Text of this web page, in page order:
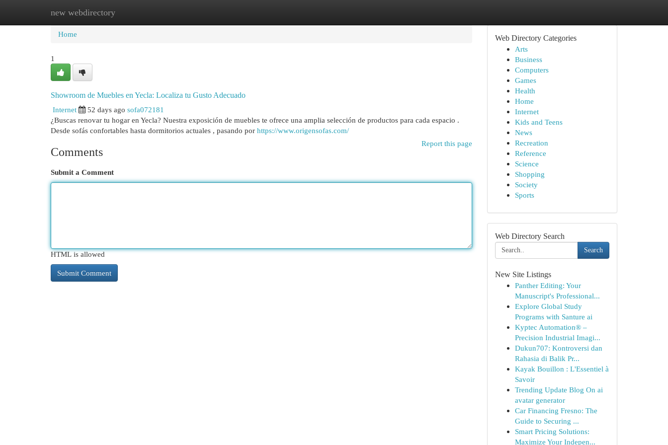
new webdirectory
Home New Site Listings
Home
1
Showroom de Muebles en Yecla: Localiza tu Gusto Adecuado
Internet
52 days ago sofa072181
¿Buscas renovar tu hogar en Yecla? Nuestra exposición de muebles te ofrece una amplia selección de productos para cada espacio .
Desde sofás confortables hasta dormitorios actuales , pasando por https://www.origensofas.com/
Report this page
Comments
Submit a Comment
HTML is allowed
Web Directory Categories
Arts
Business
Computers
Games
Health
Home
Internet
Kids and Teens
News
Recreation
Reference
Science
Shopping
Society
Sports
Web Directory Search
Search
New Site Listings
Panther Editing: Your
Manuscript's Professional...
Explore Global Study
Programs with Santure ai
Kyptec Automation® –
Precision Industrial Imagi...
Dukun707: Kontroversi dan
Rahasia di Balik Pr...
Kayak Bouillon : L'Essentiel à
Savoir
Trending Update Blog On ai
avatar generator
Car Financing Fresno: The
Guide to Securing ...
Smart Pricing Solutions:
Maximize Your Indepen...